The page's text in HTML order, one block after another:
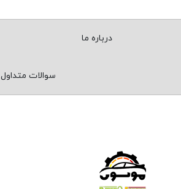
درباره ما
سوالات متداول